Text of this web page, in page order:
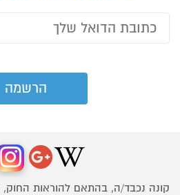
קונה נכבד/ה, בהתאם להוראות